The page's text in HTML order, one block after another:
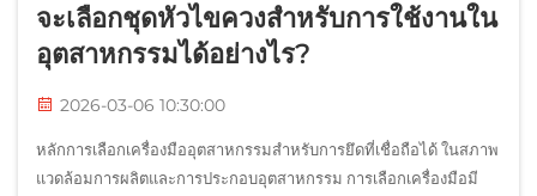
จะเลือกชุดหัวไขควงสำหรับการใช้งานใน
อุตสาหกรรมได้อย่างไร?
2026-03-06 10:30:00
หลักการเลือกเครื่องมืออุตสาหกรรมสำหรับการยึดที่เชื่อถือได้ ในสภาพ
แวดล้อมการผลิตและการประกอบอุตสาหกรรม การเลือกเครื่องมือมี